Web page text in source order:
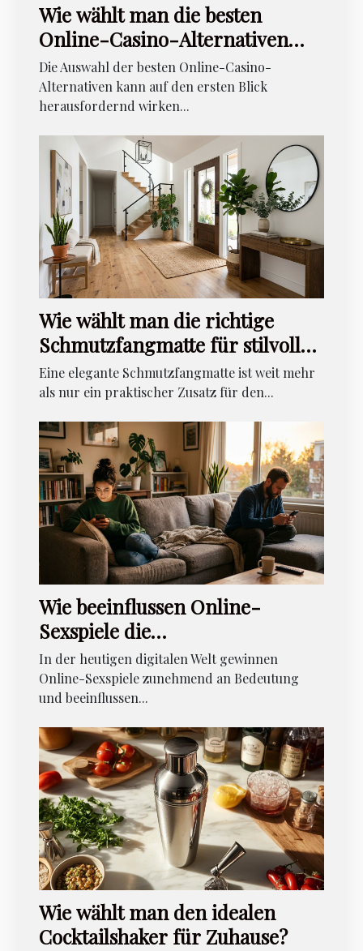
Wie wählt man die besten
Online-Casino-Alternativen
aus?
Die Auswahl der besten Online-Casino-
Alternativen kann auf den ersten Blick
herausfordernd wirken...
Wie wählt man die richtige
Schmutzfangmatte für stilvolles
Wohnen?
Eine elegante Schmutzfangmatte ist weit mehr
als nur ein praktischer Zusatz für den...
Wie beeinflussen Online-
Sexspiele die
Beziehungsdynamik?
In der heutigen digitalen Welt gewinnen
Online-Sexspiele zunehmend an Bedeutung
und beeinflussen...
Wie wählt man den idealen
Cocktailshaker für Zuhause?